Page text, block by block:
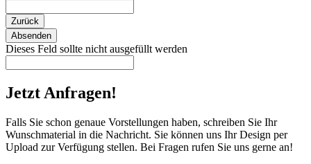
Zurück
Absenden
Dieses Feld sollte nicht ausgefüllt werden
Jetzt Anfragen!
Falls Sie schon genaue Vorstellungen haben, schreiben Sie Ihr
Wunschmaterial in die Nachricht. Sie können uns Ihr Design per
Upload zur Verfügung stellen. Bei Fragen rufen Sie uns gerne an!